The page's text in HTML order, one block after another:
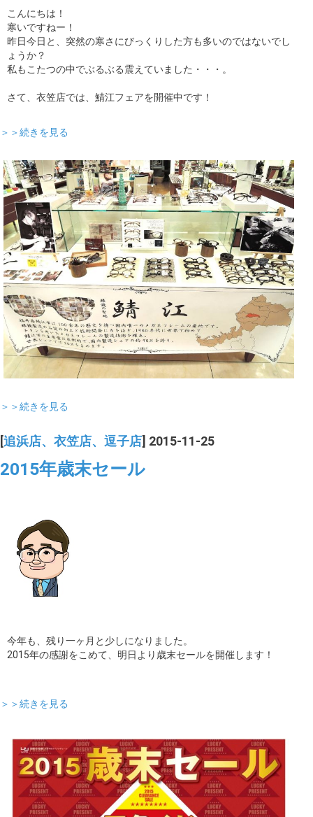
こんにちは！
寒いですねー！
昨日今日と、突然の寒さにびっくりした方も多いのではないでし
ょうか？
私もこたつの中でぶるぶる震えていました・・・。
さて、衣笠店では、鯖江フェアを開催中です！
＞＞続きを見る
＞＞続きを見る
追浜店、衣笠店、逗子店 ] 2015-11-25
2015年歳末セール
今年も、残り一ヶ月と少しになりました。
2015年の感謝をこめて、明日より歳末セールを開催します！
＞＞続きを見る